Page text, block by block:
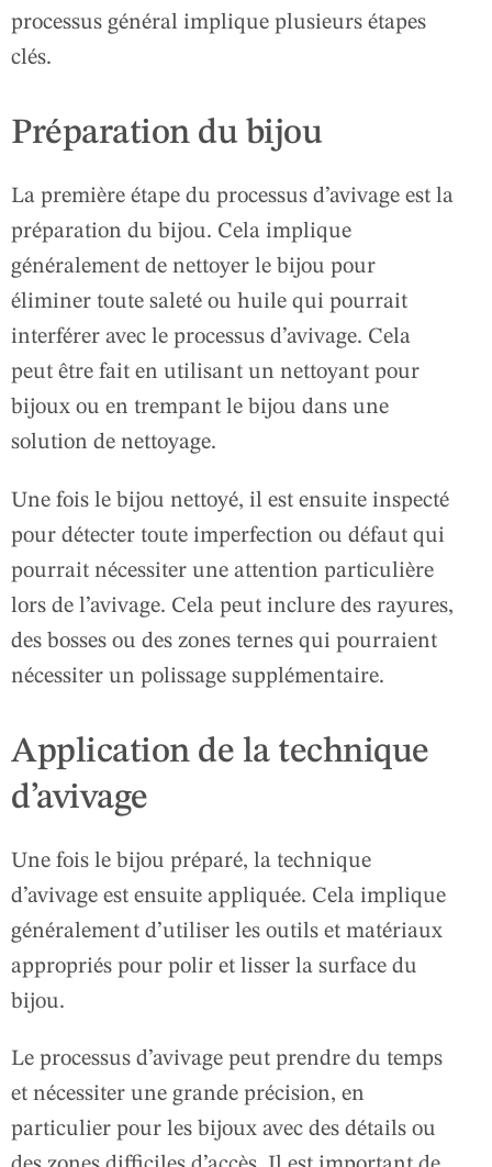
processus général implique plusieurs étapes
clés.
Préparation du bijou
La première étape du processus d’avivage est la
préparation du bijou. Cela implique
généralement de nettoyer le bijou pour
éliminer toute saleté ou huile qui pourrait
interférer avec le processus d’avivage. Cela
peut être fait en utilisant un nettoyant pour
bijoux ou en trempant le bijou dans une
solution de nettoyage.
Une fois le bijou nettoyé, il est ensuite inspecté
pour détecter toute imperfection ou défaut qui
pourrait nécessiter une attention particulière
lors de l’avivage. Cela peut inclure des rayures,
des bosses ou des zones ternes qui pourraient
nécessiter un polissage supplémentaire.
Application de la technique
d’avivage
Une fois le bijou préparé, la technique
d’avivage est ensuite appliquée. Cela implique
généralement d’utiliser les outils et matériaux
appropriés pour polir et lisser la surface du
bijou.
Le processus d’avivage peut prendre du temps
et nécessiter une grande précision, en
particulier pour les bijoux avec des détails ou